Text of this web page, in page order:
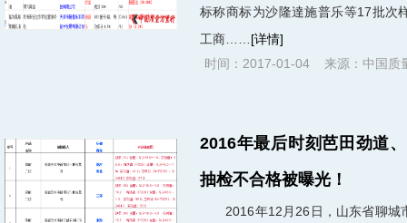
标称商标为沙隆達施普乐等17批
工商…… [详情]
时间：2017-01-04 来源：中国质
2016年最后时刻芭田劲道
抽检不合格被曝光！
2016年12月26日，山东省聊城